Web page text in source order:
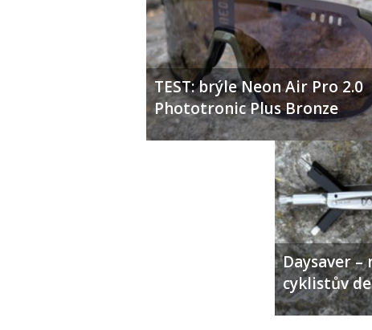
TEST: brýle Neon Air Pro 2.0
Phototronic Plus Bronze
Daysaver –
cyklistův